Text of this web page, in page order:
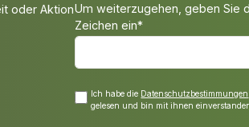
oder AktionUm weiterzugehen, geben Sie
Zeichen ein*
Ich habe die Datenschutzbestimmungen
gelesen und bin mit ihnen